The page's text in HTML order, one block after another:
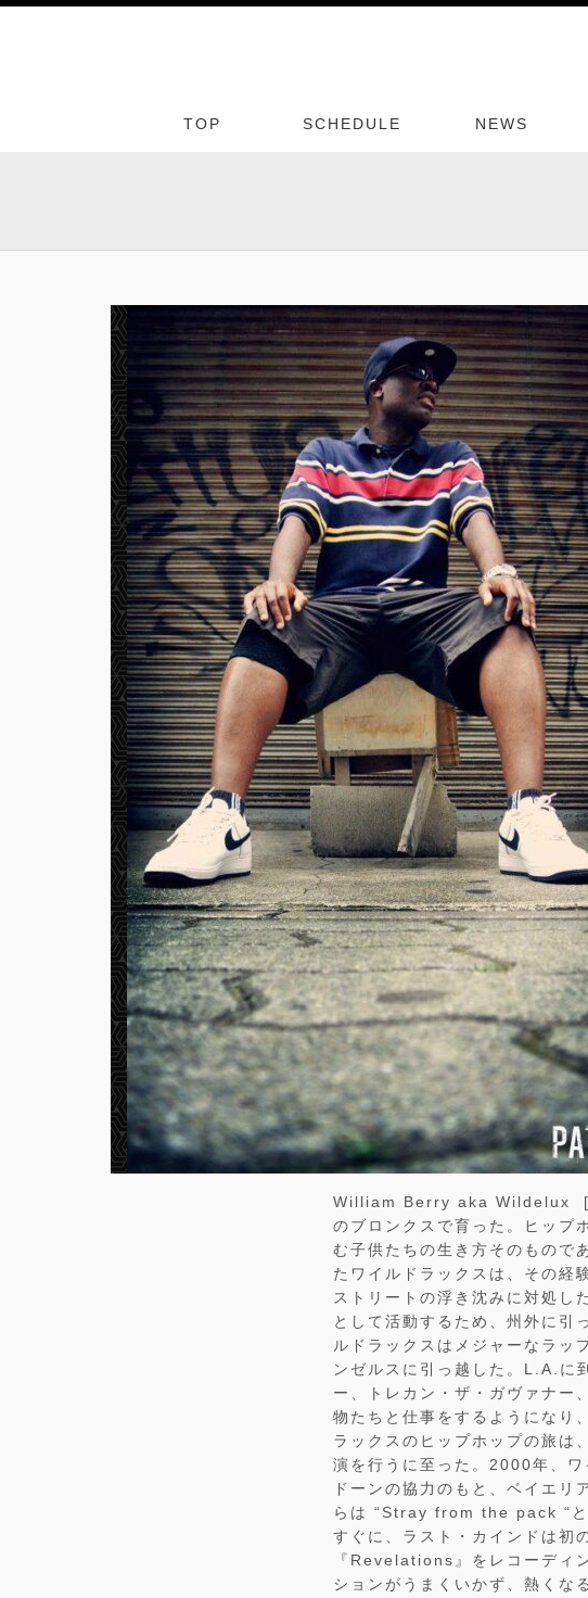
TOP SCHEDULE NEWS
William Berry aka Wildelux [ウ
のブロンクスで育った。ヒップ
む子供たちの生き方そのもので
たワイルドラックスは、その経
ストリートの浮き沈みに対処し
として活動するため、州外に引
ルドラックスはメジャーなラッ
ンゼルスに引っ越した。L.A.に
ー、トレカン・ザ・ガヴァナー
物たちと仕事をするようになり
ラックスのヒップホップの旅は
演を行うに至った。2000年、
ドーンの協力のもと、ベイエリ
らは “Stray from the pack “と
すぐに、ラスト・カインドは初
『Revelations』をレコーディ
ションがうまくいかず、熱くな